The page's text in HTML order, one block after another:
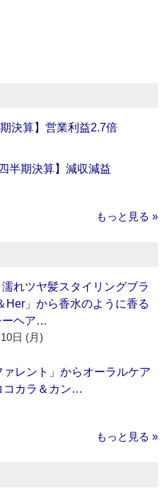
決算】営業利益2.7倍
半期決算】減収減益
もっと見る »
濡れツヤ髪スタイリングブラ
Her」から香水のように香る
ーヘア…
日 (月)
ァレント」からオーラルケア
カラ＆カン…
もっと見る »